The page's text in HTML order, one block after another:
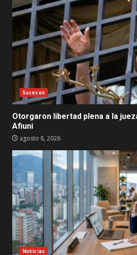
Sucesos
Otorgaron libertad plena a la
Afiuni
agosto 8, 2026
Noticias